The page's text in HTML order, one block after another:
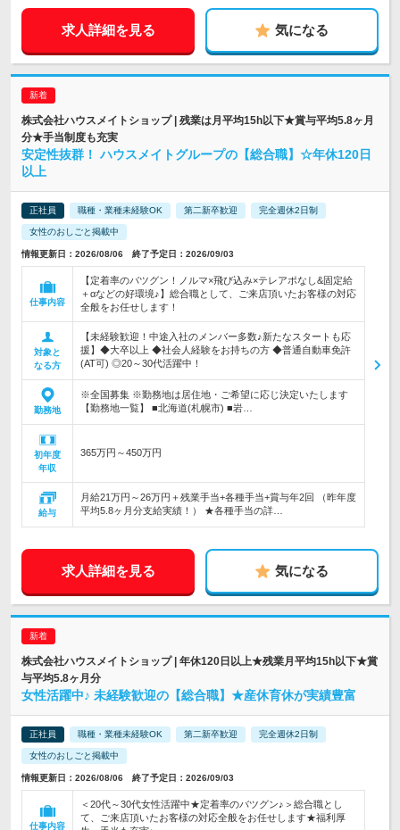
求人詳細を見る 気になる
株式会社ハウスメイトショップ | 残業は月平均15h以下★賞与平均5.8ヶ月
分★手当制度も充実
安定性抜群！ ハウスメイトグループの【総合職】☆年休120日
以上
正社員 職種・業種未経験OK 第二新卒歓迎 完全週休2日制
女性のおしごと掲載中
情報更新日：2026/08/06 終了予定日：2026/09/03
仕事内容
【定着率のバツグン！ノルマ×飛び込み×テレアポなし&固定給
＋αなどの好環境♪】総合職として、ご来店頂いたお客様の対応
全般をお任せします！
対象と
なる方
【未経験歓迎！中途入社のメンバー多数♪新たなスタートも応
援】◆大卒以上 ◆社会人経験をお持ちの方 ◆普通自動車免許
(AT可) ◎20～30代活躍中！
勤務地
※全国募集 ※勤務地は居住地・ご希望に応じ決定いたします
【勤務地一覧】 ■北海道(札幌市) ■岩…
初年度
年収
365万円～450万円
給与
月給21万円～26万円＋残業手当+各種手当+賞与年2回 （昨年度
平均5.8ヶ月分支給実績！） ★各種手当の詳…
求人詳細を見る 気になる
株式会社ハウスメイトショップ | 年休120日以上★残業月平均15h以下★賞
与平均5.8ヶ月分
女性活躍中♪ 未経験歓迎の【総合職】★産休育休が実績豊富
正社員 職種・業種未経験OK 第二新卒歓迎 完全週休2日制
女性のおしごと掲載中
情報更新日：2026/08/06 終了予定日：2026/09/03
仕事内容
＜20代～30代女性活躍中★定着率のバツグン♪＞総合職とし
て、ご来店頂いたお客様の対応全般をお任せします★福利厚